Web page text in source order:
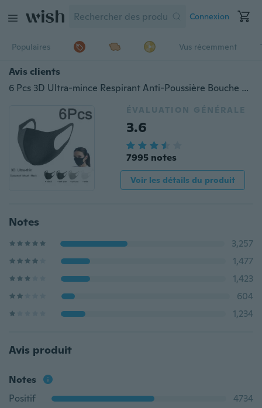
Connexion
Populaires Vus récemment
Avis clients
6 Pcs 3D Ultra-mince Respirant Anti-Poussière Bouche Masque Anti-Poussière Brume Pm2.5 Protection Masques Faciaux
ÉVALUATION GÉNÉRALE
3.6
7995 notes
Voir les détails du produit
Notes
3,257
1,477
1,423
604
1,234
Avis produit
Notes
Positif
4734